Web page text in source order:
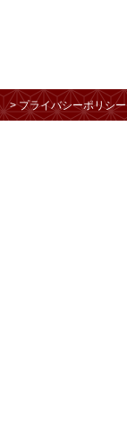
> プライバシーポリシー